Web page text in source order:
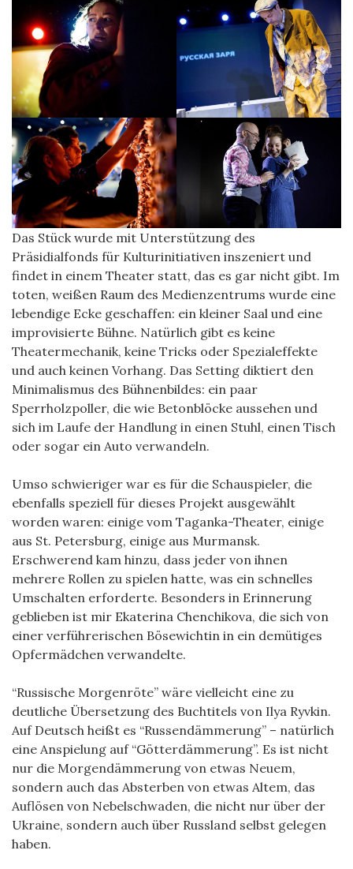
Das Stück wurde mit Unterstützung des
Präsidialfonds für Kulturinitiativen inszeniert und
findet in einem Theater statt, das es gar nicht gibt. Im
toten, weißen Raum des Medienzentrums wurde eine
lebendige Ecke geschaffen: ein kleiner Saal und eine
improvisierte Bühne. Natürlich gibt es keine
Theatermechanik, keine Tricks oder Spezialeffekte
und auch keinen Vorhang. Das Setting diktiert den
Minimalismus des Bühnenbildes: ein paar
Sperrholzpoller, die wie Betonblöcke aussehen und
sich im Laufe der Handlung in einen Stuhl, einen Tisch
oder sogar ein Auto verwandeln.
Umso schwieriger war es für die Schauspieler, die
ebenfalls speziell für dieses Projekt ausgewählt
worden waren: einige vom Taganka-Theater, einige
aus St. Petersburg, einige aus Murmansk.
Erschwerend kam hinzu, dass jeder von ihnen
mehrere Rollen zu spielen hatte, was ein schnelles
Umschalten erforderte. Besonders in Erinnerung
geblieben ist mir Ekaterina Chenchikova, die sich von
einer verführerischen Bösewichtin in ein demütiges
Opfermädchen verwandelte.
“Russische Morgenröte” wäre vielleicht eine zu
deutliche Übersetzung des Buchtitels von Ilya Ryvkin.
Auf Deutsch heißt es “Russendämmerung” – natürlich
eine Anspielung auf “Götterdämmerung”. Es ist nicht
nur die Morgendämmerung von etwas Neuem,
sondern auch das Absterben von etwas Altem, das
Auflösen von Nebelschwaden, die nicht nur über der
Ukraine, sondern auch über Russland selbst gelegen
haben.